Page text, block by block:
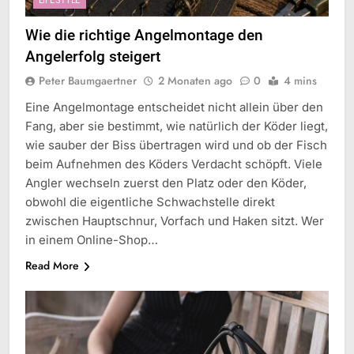
Wie die richtige Angelmontage den
Angelerfolg steigert
Peter Baumgaertner 2 Monaten ago 0 4 mins
Eine Angelmontage entscheidet nicht allein über den
Fang, aber sie bestimmt, wie natürlich der Köder liegt,
wie sauber der Biss übertragen wird und ob der Fisch
beim Aufnehmen des Köders Verdacht schöpft. Viele
Angler wechseln zuerst den Platz oder den Köder,
obwohl die eigentliche Schwachstelle direkt
zwischen Hauptschnur, Vorfach und Haken sitzt. Wer
in einem Online-Shop…
Read More